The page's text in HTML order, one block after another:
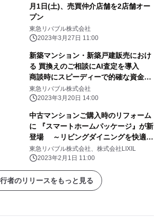
月1日(土)、売買仲介店舗を2店舗オー
プン
東急リバブル株式会社
2023年3月27日 11:00
新築マンション・新築戸建販売におけ
る 買換えのご相談にAI査定を導入
商談時にスピーディーで的確な資金計
画をご提案
東急リバブル株式会社
2023年3月20日 14:00
中古マンションご購入時のリフォーム
に 『スマートホームパッケージ』が新
登場 ～リビングダイニングを快適な
スマート空間へ～
東急リバブル株式会社、株式会社LIXIL
2023年2月1日 11:00
者のリリースをもっと見る